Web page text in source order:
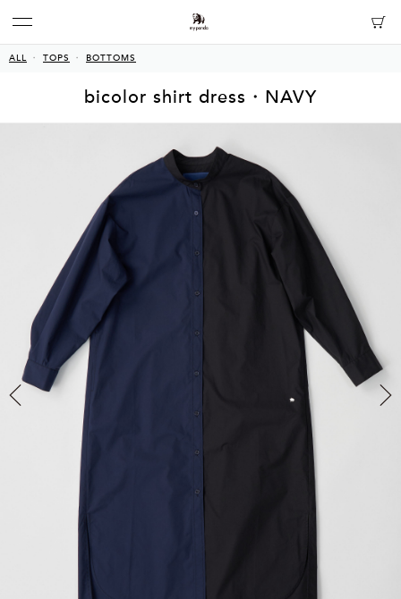
ALL TOPS BOTTOMS
bicolor shirt dress・NAVY